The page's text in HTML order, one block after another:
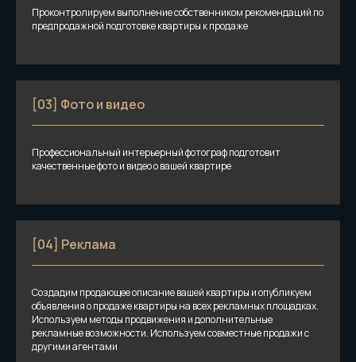
Проконтролируем выполнение собственником рекомендаций по
предпродажной подготовке квартиры к продаже
[03] Фото и видео
Профессиональный интерьерный фотограф подготовит
качественные фото и видео о вашей квартире
[04] Реклама
Создадим продающее описание вашей квартиры и опубликуем
объявления о продаже квартиры на всех рекламных площадках.
Используем методы продвижения и дополнительные
рекламные возможности. Используем совместные продажи с
другими агентами